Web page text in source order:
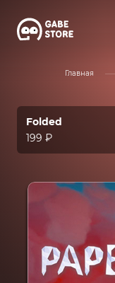
Главная
Folded
199 ₽